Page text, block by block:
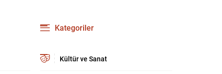
bulduğu iddiaları gündemi...
Kategoriler
Kültür ve Sanat